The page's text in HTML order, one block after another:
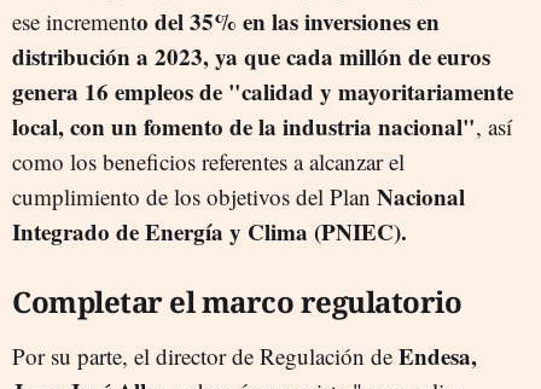
ese incremento del 35% en las inversiones en
distribución a 2023, ya que cada millón de euros
genera 16 empleos de "calidad y mayoritariamente
local, con un fomento de la industria nacional", así
como los beneficios referentes a alcanzar el
cumplimiento de los objetivos del Plan Nacional
Integrado de Energía y Clima (PNIEC).
Completar el marco regulatorio
Por su parte, el director de Regulación de Endesa,